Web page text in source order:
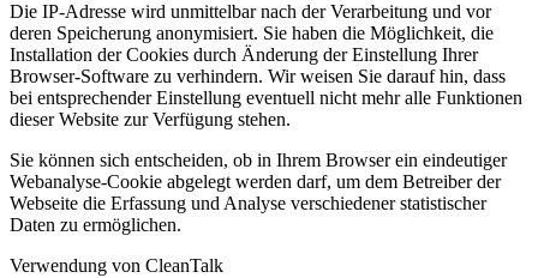
Die IP-Adresse wird unmittelbar nach der Verarbeitung und vor
deren Speicherung anonymisiert. Sie haben die Möglichkeit, die
Installation der Cookies durch Änderung der Einstellung Ihrer
Browser-Software zu verhindern. Wir weisen Sie darauf hin, dass
bei entsprechender Einstellung eventuell nicht mehr alle Funktionen
dieser Website zur Verfügung stehen.
Sie können sich entscheiden, ob in Ihrem Browser ein eindeutiger
Webanalyse-Cookie abgelegt werden darf, um dem Betreiber der
Webseite die Erfassung und Analyse verschiedener statistischer
Daten zu ermöglichen.
Verwendung von CleanTalk